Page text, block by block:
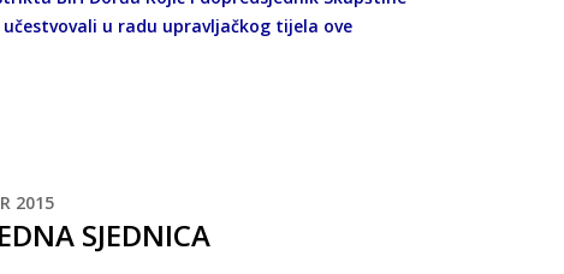
u radu upravljačkog tijela ove
2015
SJEDNICA